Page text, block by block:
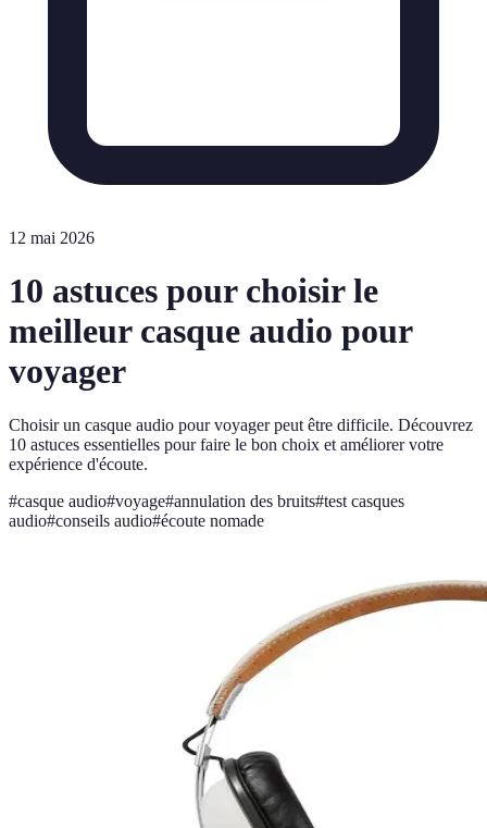
12 mai 2026
10 astuces pour choisir le
meilleur casque audio pour
voyager
Choisir un casque audio pour voyager peut être difficile. Découvrez
10 astuces essentielles pour faire le bon choix et améliorer votre
expérience d'écoute.
#casque audio#voyage#annulation des bruits#test casques
audio#conseils audio#écoute nomade